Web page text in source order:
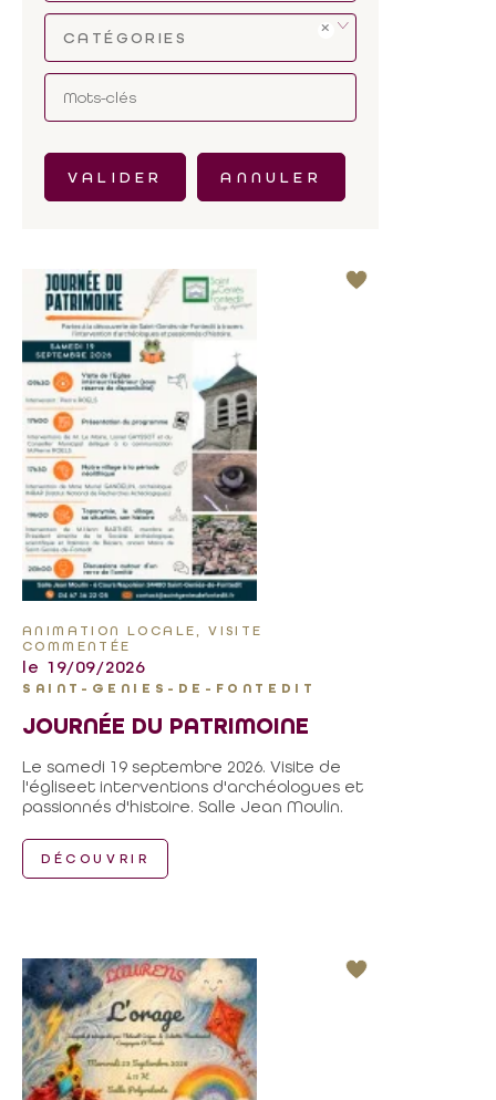
CATÉGORIES
VALIDER ANNULER
ANIMATION LOCALE, VISITE
COMMENTÉE
le 19/09/2026
SAINT-GENIES-DE-FONTEDIT
JOURNÉE DU PATRIMOINE
Le samedi 19 septembre 2026. Visite de
l'égliseet interventions d'archéologues et
passionnés d'histoire. Salle Jean Moulin.
DÉCOUVRIR